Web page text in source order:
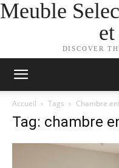
Meuble
DISCOVER
Accueil Tags Chambre
Tag: chambre